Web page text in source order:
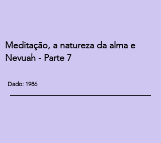
Meditação, a natureza da alma e
Nevuah - Parte 7
Dado: 1986